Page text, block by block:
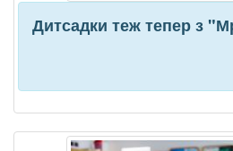
Дитсадки теж тепер з